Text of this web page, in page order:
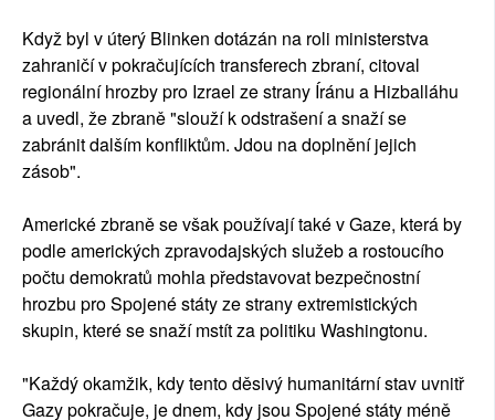
Když byl v úterý Blinken dotázán na roli ministerstva
zahraničí v pokračujících transferech zbraní, citoval
regionální hrozby pro Izrael ze strany Íránu a Hizballáhu
a uvedl, že zbraně "slouží k odstrašení a snaží se
zabránit dalším konfliktům. Jdou na doplnění jejich
zásob".
Americké zbraně se však používají také v Gaze, která by
podle amerických zpravodajských služeb a rostoucího
počtu demokratů mohla představovat bezpečnostní
hrozbu pro Spojené státy ze strany extremistických
skupin, které se snaží mstít za politiku Washingtonu.
"Každý okamžik, kdy tento děsivý humanitární stav uvnitř
Gazy pokračuje, je dnem, kdy jsou Spojené státy méně